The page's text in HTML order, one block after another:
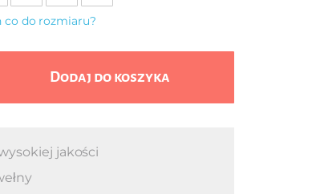
co do rozmiaru?
Dodaj do koszyka
jakości